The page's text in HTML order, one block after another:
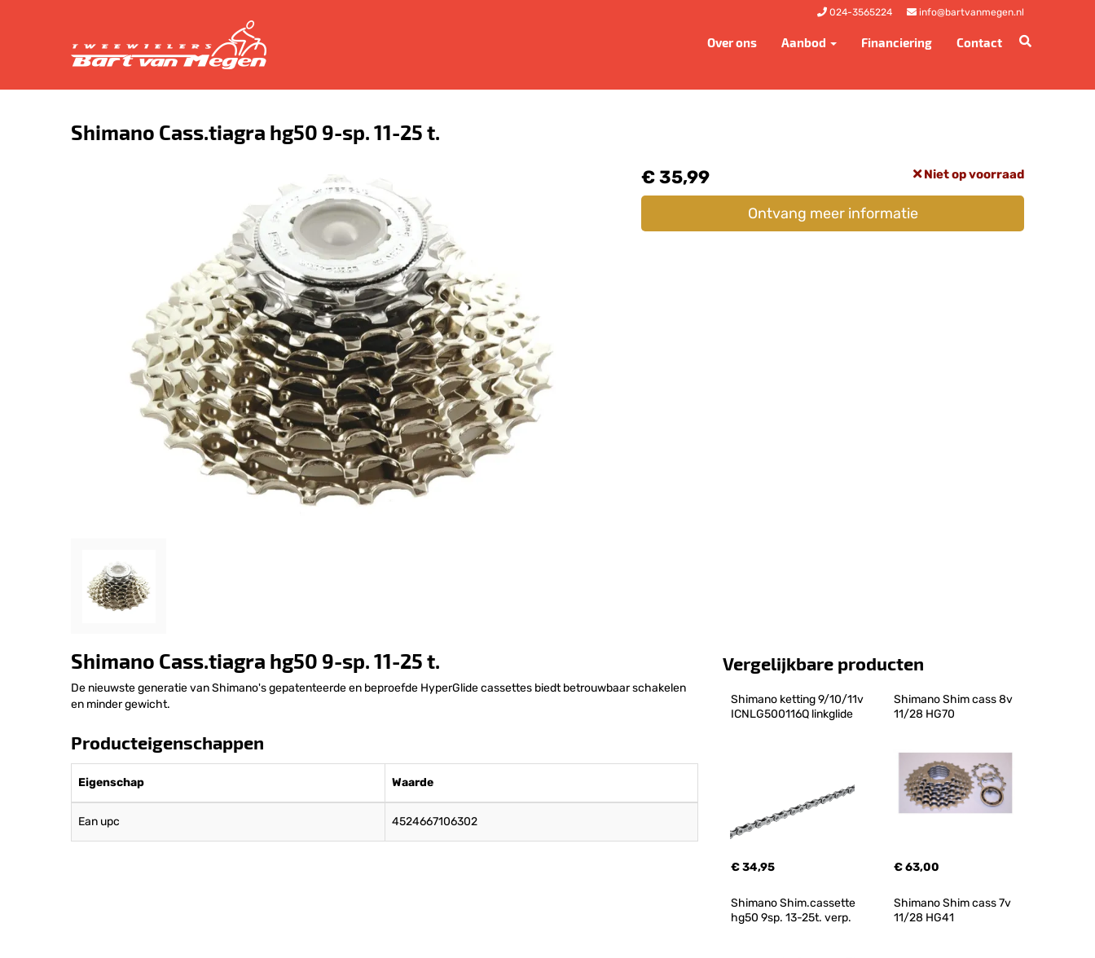
024-3565224 info@bartvanmegen.nl
Over ons Aanbod Financiering Contact
Shimano Cass.tiagra hg50 9-sp. 11-25 t.
€ 35,99 Niet op voorraad
Ontvang meer informatie
Shimano Cass.tiagra hg50 9-sp. 11-25 t.
De nieuwste generatie van Shimano's gepatenteerde en beproefde HyperGlide cassettes biedt betrouwbaar schakelen
en minder gewicht.
Producteigenschappen
Eigenschap Waarde
Ean upc 4524667106302
Vergelijkbare producten
Shimano ketting 9/10/11v
ICNLG500116Q linkglide
€ 34,95
Shimano Shim cass 8v
11/28 HG70
€ 63,00
Shimano Shim.cassette
hg50 9sp. 13-25t. verp.
Shimano Shim cass 7v
11/28 HG41